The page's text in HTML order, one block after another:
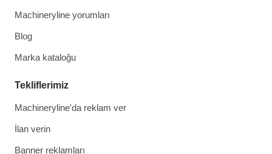
Machineryline yorumları
Blog
Marka kataloğu
Tekliflerimiz
Machineryline'da reklam ver
İlan verin
Banner reklamları